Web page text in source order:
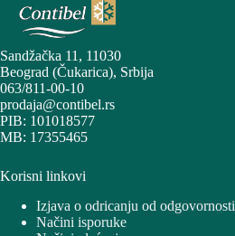
Sandžačka 11, 11030
Beograd (Čukarica), Srbija
063/811-00-10
prodaja@contibel.rs
PIB: 101018577
MB: 17355465
Korisni linkovi
Izjava o odricanju od odgovornosti
Načini isporuke